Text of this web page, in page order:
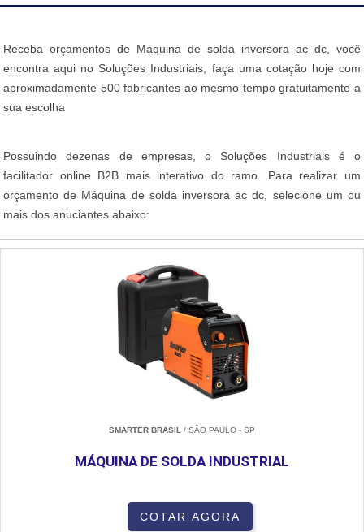
Receba orçamentos de Máquina de solda inversora ac dc, você
encontra aqui no Soluções Industriais, faça uma cotação hoje com
aproximadamente 500 fabricantes ao mesmo tempo gratuitamente a
sua escolha
Possuindo dezenas de empresas, o Soluções Industriais é o
facilitador online B2B mais interativo do ramo. Para realizar um
orçamento de Máquina de solda inversora ac dc, selecione um ou
mais dos anuciantes abaixo:
SMARTER BRASIL / SÃO PAULO - SP
MÁQUINA DE SOLDA INDUSTRIAL
COTAR AGORA